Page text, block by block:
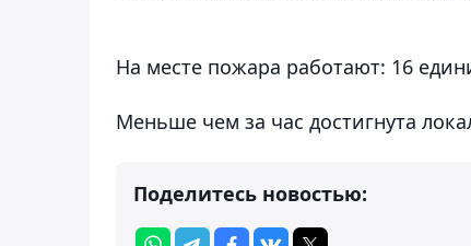
На месте пожара работают: 16
Меньше чем за час достигнута
Поделитесь новостью: